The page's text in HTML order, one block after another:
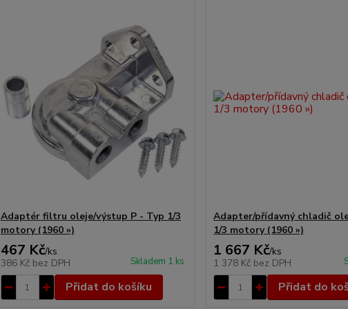
Adaptér filtru oleje/výstup P - Typ 1/3
motory (1960 »)
467 Kč/ks
386 Kč bez DPH Skladem 1 ks
Přidat do košíku
Adapter/přídavný chladič
1/3 motory (1960 »)
1 667 Kč/ks
1 378 Kč bez DPH
Přidat do